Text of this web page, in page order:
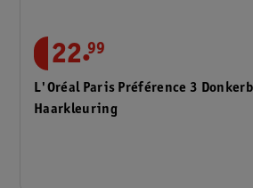
22.99
L'Oréal Paris Préférence 3
Haarkleuring